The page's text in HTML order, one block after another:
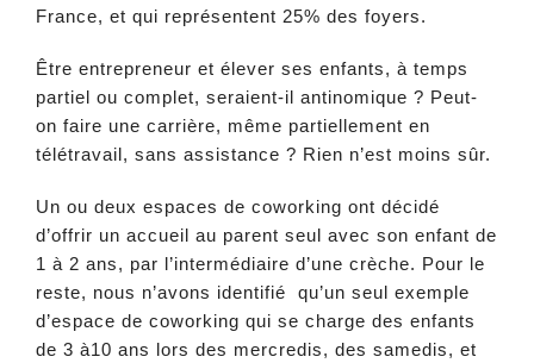
France, et qui représentent 25% des foyers.
Être entrepreneur et élever ses enfants, à temps
partiel ou complet, seraient-il antinomique ? Peut-
on faire une carrière, même partiellement en
télétravail, sans assistance ? Rien n’est moins sûr.
Un ou deux espaces de coworking ont décidé
d’offrir un accueil au parent seul avec son enfant de
1 à 2 ans, par l’intermédiaire d’une crèche. Pour le
reste, nous n’avons identifié qu’un seul exemple
d’espace de coworking qui se charge des enfants
de 3 à10 ans lors des mercredis, des samedis, et